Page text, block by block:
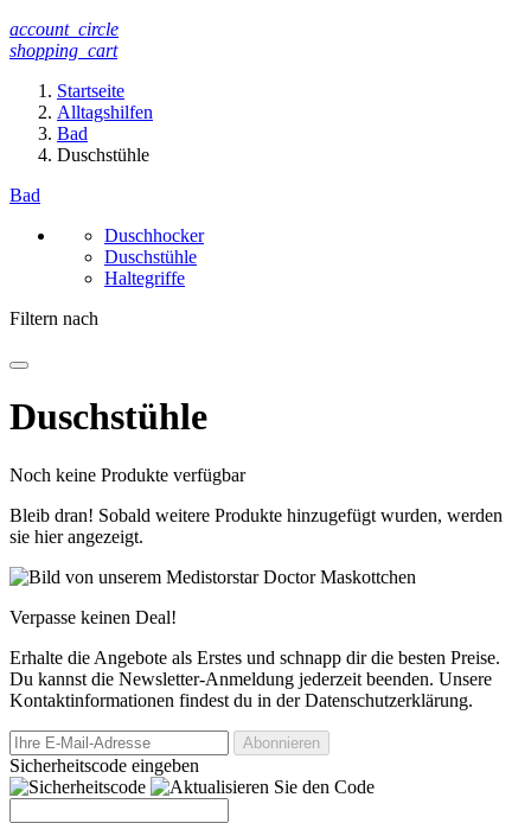
account_circle
shopping_cart
Startseite
Alltagshilfen
Bad
Duschstühle
Bad
Duschhocker
Duschstühle
Haltegriffe
Filtern nach
Duschstühle
Noch keine Produkte verfügbar
Bleib dran! Sobald weitere Produkte hinzugefügt wurden, werden
sie hier angezeigt.
Verpasse keinen Deal!
Erhalte die Angebote als Erstes und schnapp dir die besten Preise.
Du kannst die Newsletter-Anmeldung jederzeit beenden. Unsere
Kontaktinformationen findest du in der Datenschutzerklärung.
Sicherheitscode eingeben